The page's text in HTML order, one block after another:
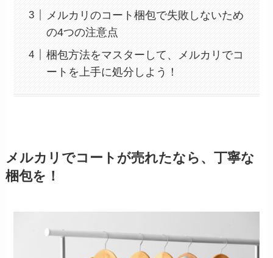
メルカリのコート梱包で失敗しないため
の4つの注意点
梱包方法をマスターして、メルカリでコ
ートを上手に処分しよう！
メルカリでコートが売れたなら、丁寧な
梱包を！